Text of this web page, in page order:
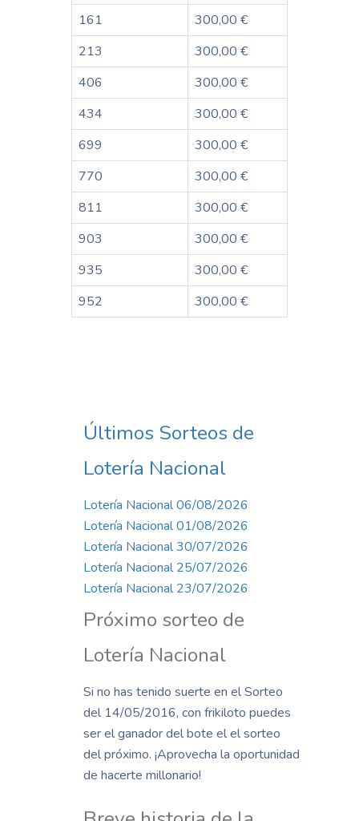
161
300,00 €
213
300,00 €
406
300,00 €
434
300,00 €
699
300,00 €
770
300,00 €
811
300,00 €
903
300,00 €
935
300,00 €
952
300,00 €
Últimos Sorteos de
Lotería Nacional
Lotería Nacional 06/08/2026
Lotería Nacional 01/08/2026
Lotería Nacional 30/07/2026
Lotería Nacional 25/07/2026
Lotería Nacional 23/07/2026
Próximo sorteo de
Lotería Nacional
Si no has tenido suerte en el Sorteo
del 14/05/2016, con frikiloto puedes
ser el ganador del bote el el sorteo
del próximo. ¡Aprovecha la oportunidad
de hacerte millonario!